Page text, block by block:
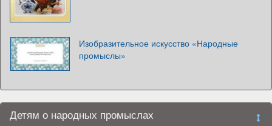
Изобразительное искусство «Народные
промыслы»
Детям о народных промыслах